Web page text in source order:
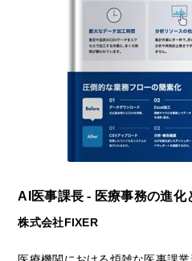
AI医事課長 - 医療事務の進化
株式会社FIXER